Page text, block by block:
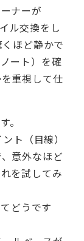
ナーが
ル交換をし
ほど静かで
ート）を確
重視して仕
。
ト（目線）
意外なほど
を試してみ
どうです